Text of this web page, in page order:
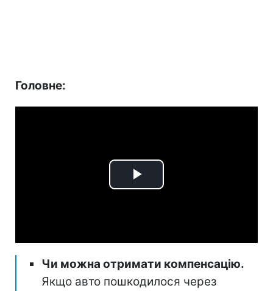
Головне:
Play
Чи можна отримати компенсацію.
Якщо авто пошкодилося через